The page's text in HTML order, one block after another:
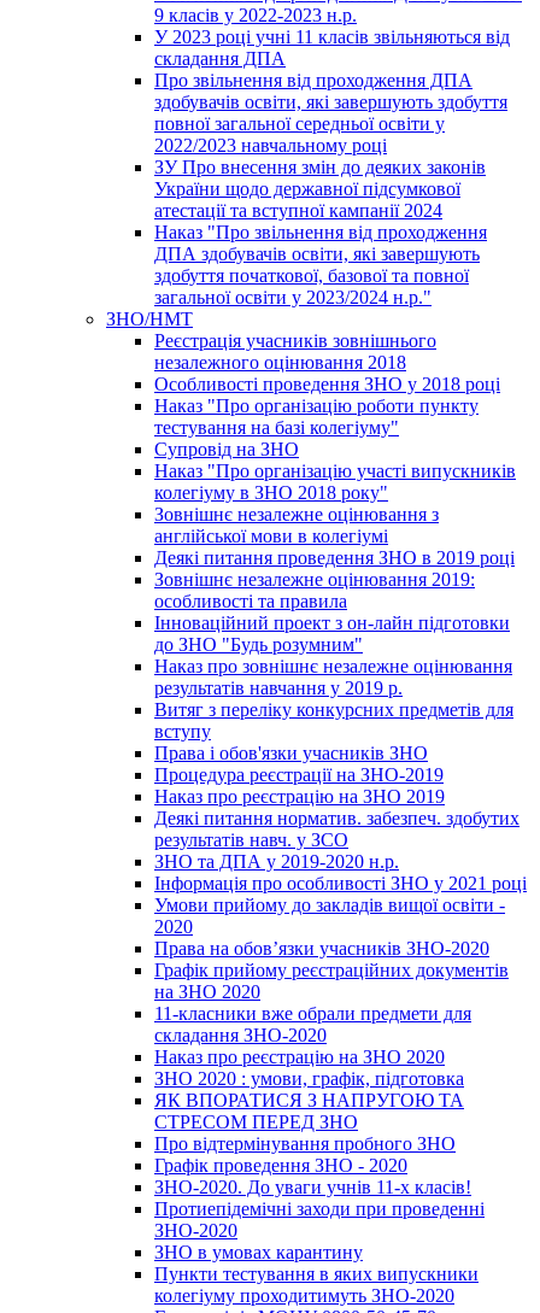
9 класів у 2022-2023 н.р.
У 2023 році учні 11 класів звільняються від
складання ДПА
Про звільнення від проходження ДПА
здобувачів освіти, які завершують здобуття
повної загальної середньої освіти у
2022/2023 навчальному році
ЗУ Про внесення змін до деяких законів
України щодо державної підсумкової
атестації та вступної кампанії 2024
Наказ "Про звільнення від проходження
ДПА здобувачів освіти, які завершують
здобуття початкової, базової та повної
загальної освіти у 2023/2024 н.р."
ЗНО/НМТ
Реєстрація учасників зовнішнього
незалежного оцінювання 2018
Особливості проведення ЗНО у 2018 році
Наказ "Про організацію роботи пункту
тестування на базі колегіуму"
Супровід на ЗНО
Наказ "Про організацію участі випускників
колегіуму в ЗНО 2018 року"
Зовнішнє незалежне оцінювання з
англійської мови в колегіумі
Деякі питання проведення ЗНО в 2019 році
Зовнішнє незалежне оцінювання 2019:
особливості та правила
Інноваційний проект з он-лайн підготовки
до ЗНО "Будь розумним"
Наказ про зовнішнє незалежне оцінювання
результатів навчання у 2019 р.
Витяг з переліку конкурсних предметів для
вступу
Права і обов'язки учасників ЗНО
Процедура реєстрації на ЗНО-2019
Наказ про реєстрацію на ЗНО 2019
Деякі питання норматив. забезпеч. здобутих
результатів навч. у ЗСО
ЗНО та ДПА у 2019-2020 н.р.
Інформація про особливості ЗНО у 2021 році
Умови прийому до закладів вищої освіти -
2020
Права на обов’язки учасників ЗНО-2020
Графік прийому реєстраційних документів
на ЗНО 2020
11-класники вже обрали предмети для
складання ЗНО-2020
Наказ про реєстрацію на ЗНО 2020
ЗНО 2020 : умови, графік, підготовка
ЯК ВПОРАТИСЯ З НАПРУГОЮ ТА
СТРЕСОМ ПЕРЕД ЗНО
Про відтермінування пробного ЗНО
Графік проведення ЗНО - 2020
ЗНО-2020. До уваги учнів 11-х класів!
Протиепідемічні заходи при проведенні
ЗНО-2020
ЗНО в умовах карантину
Пункти тестування в яких випускники
колегіуму проходитимуть ЗНО-2020